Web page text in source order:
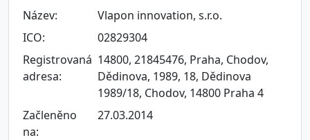
Název:
Vlapon innovation, s.r.o.
ICO:
02829304
Registrovaná
adresa:
14800, 21845476, Praha, Chodov,
Dědinova, 1989, 18, Dědinova
1989/18, Chodov, 14800 Praha 4
Začleněno
na:
27.03.2014